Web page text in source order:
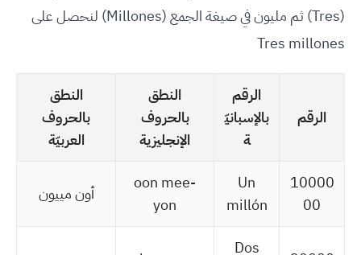
(Tres) ثم مليون في صيغة الجمع (Millones) لنحصل على
Tres millones
الرقم
الرقم
بالإسبانيّ
ة
النطق
بالحروف
الإنجليزية
النطق
بالحروف
العربيّة
10000
00
Un
millón
oon mee-
yon
أون مييون
Dos